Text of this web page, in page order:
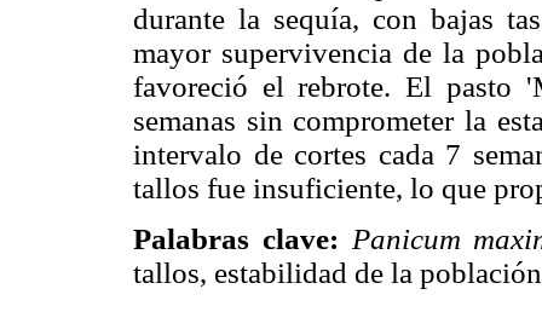
durante la sequía, con bajas
mayor supervivencia de la
favoreció el rebrote. El pasto
semanas sin comprometer la
intervalo de cortes cada 7
tallos fue insuficiente, lo que
Palabras clave: Panicum
tallos, estabilidad de la